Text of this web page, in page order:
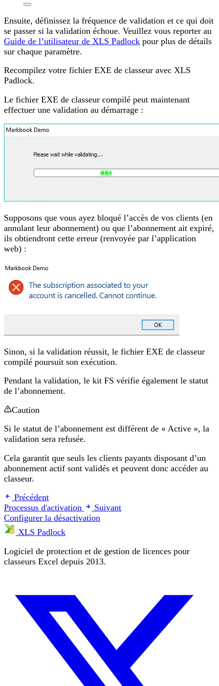
Ensuite, définissez la fréquence de validation et ce qui doit
se passer si la validation échoue. Veuillez vous reporter au
Guide de l’utilisateur de XLS Padlock pour plus de détails
sur chaque paramètre.
Recompilez votre fichier EXE de classeur avec XLS
Padlock.
Le fichier EXE de classeur compilé peut maintenant
effectuer une validation au démarrage :
Supposons que vous ayez bloqué l’accès de vos clients (en
annulant leur abonnement) ou que l’abonnement ait expiré,
ils obtiendront cette erreur (renvoyée par l’application
web) :
Sinon, si la validation réussit, le fichier EXE de classeur
compilé poursuit son exécution.
Pendant la validation, le kit FS vérifie également le statut
de l’abonnement.
Caution
Si le statut de l’abonnement est différent de « Active », la
validation sera refusée.
Cela garantit que seuls les clients payants disposant d’un
abonnement actif sont validés et peuvent donc accéder au
classeur.
Précédent
Processus d'activation
Suivant
Configurer la désactivation
XLS Padlock
Logiciel de protection et de gestion de licences pour
classeurs Excel depuis 2013.